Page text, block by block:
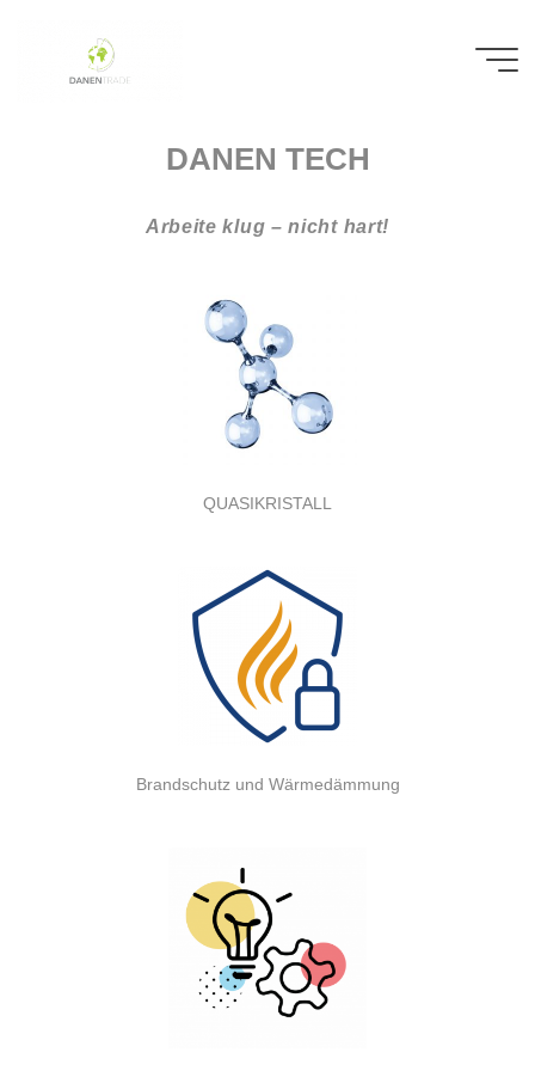
DANEN TECH
Arbeite klug – nicht hart!
QUASIKRISTALL
Brandschutz und Wärmedämmung